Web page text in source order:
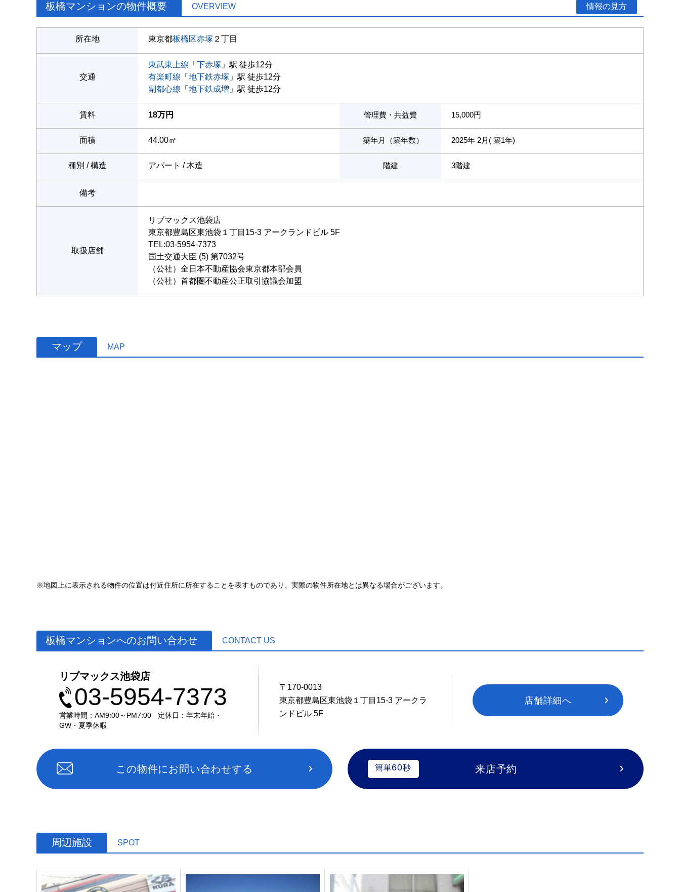
板橋マンションの物件概要 OVERVIEW 情報の見方
所在地 東京都板橋区赤塚 ２丁目
交通
東武東上線 「 下赤塚 」駅 徒歩12分
有楽町線 「 地下鉄赤塚 」駅 徒歩12分
副都心線 「 地下鉄成増 」駅 徒歩12分
賃料 18万円 管理費・共益費 15,000円
面積 44.00㎡ 築年月（築年数） 2025年 2月( 築1年)
種別 / 構造 アパート / 木造 階建 3階建
備考
取扱店舗
リブマックス池袋店
東京都豊島区東池袋１丁目15-3 アークランドビル 5F
TEL:03-5954-7373
国土交通大臣 (5) 第7032号
（公社）全日本不動産協会東京都本部会員
（公社）首都圏不動産公正取引協議会加盟
マップ MAP
※地図上に表示される物件の位置は付近住所に所在することを表すものであり、実際の物件所在地とは異なる場合がございます。
板橋マンションへのお問い合わせ CONTACT US
リブマックス池袋店
03-5954-7373
営業時間：AM9:00～PM7:00
定休日：年末年始・
GW・夏季休暇
〒170-0013
東京都豊島区東池袋１丁目15-3 アークラ
ンドビル 5F
店舗詳細へ
この物件にお問い合わせする 簡単60秒 来店予約
周辺施設 SPOT